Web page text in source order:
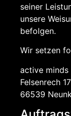
seiner
unsere
befolgen.
Wir setzen
active minds
Felsenrech 17
66539